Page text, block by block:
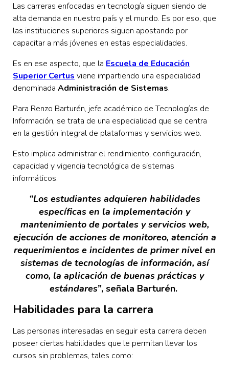
Las carreras enfocadas en tecnología siguen siendo de
alta demanda en nuestro país y el mundo. Es por eso, que
las instituciones superiores siguen apostando por
capacitar a más jóvenes en estas especialidades.
Es en ese aspecto, que la Escuela de Educación
Superior Certus viene impartiendo una especialidad
denominada Administración de Sistemas.
Para Renzo Barturén, jefe académico de Tecnologías de
Información, se trata de una especialidad que se centra
en la gestión integral de plataformas y servicios web.
Esto implica administrar el rendimiento, configuración,
capacidad y vigencia tecnológica de sistemas
informáticos.
“Los estudiantes adquieren habilidades
específicas en la implementación y
mantenimiento de portales y servicios web,
ejecución de acciones de monitoreo, atención a
requerimientos e incidentes de primer nivel en
sistemas de tecnologías de información, así
como, la aplicación de buenas prácticas y
estándares”, señala Barturén.
Habilidades para la carrera
Las personas interesadas en seguir esta carrera deben
poseer ciertas habilidades que le permitan llevar los
cursos sin problemas, tales como: